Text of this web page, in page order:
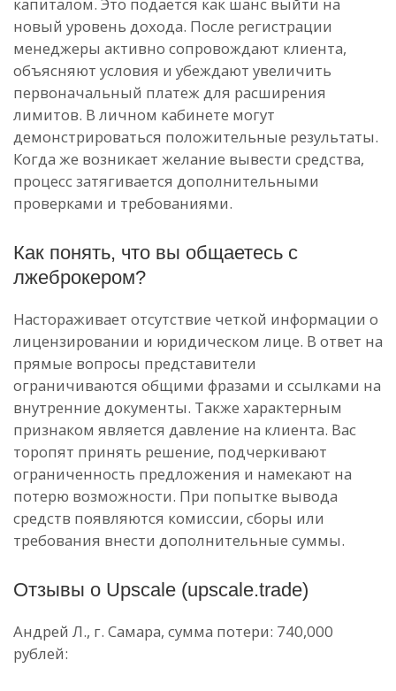
капиталом. Это подается как шанс выйти на
новый уровень дохода. После регистрации
менеджеры активно сопровождают клиента,
объясняют условия и убеждают увеличить
первоначальный платеж для расширения
лимитов. В личном кабинете могут
демонстрироваться положительные результаты.
Когда же возникает желание вывести средства,
процесс затягивается дополнительными
проверками и требованиями.
Как понять, что вы общаетесь с
лжеброкером?
Настораживает отсутствие четкой информации о
лицензировании и юридическом лице. В ответ на
прямые вопросы представители
ограничиваются общими фразами и ссылками на
внутренние документы. Также характерным
признаком является давление на клиента. Вас
торопят принять решение, подчеркивают
ограниченность предложения и намекают на
потерю возможности. При попытке вывода
средств появляются комиссии, сборы или
требования внести дополнительные суммы.
Отзывы о Upscale (upscale.trade)
Андрей Л., г. Самара, сумма потери: 740,000
рублей: